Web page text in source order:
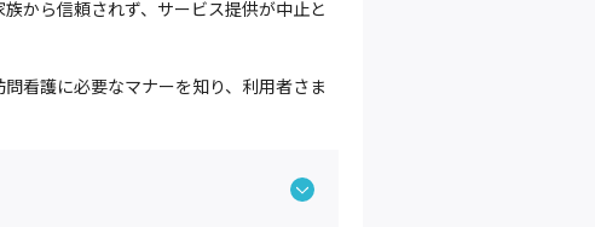
から信頼されず、サービス提供が中止と
看護に必要なマナーを知り、利用者さま